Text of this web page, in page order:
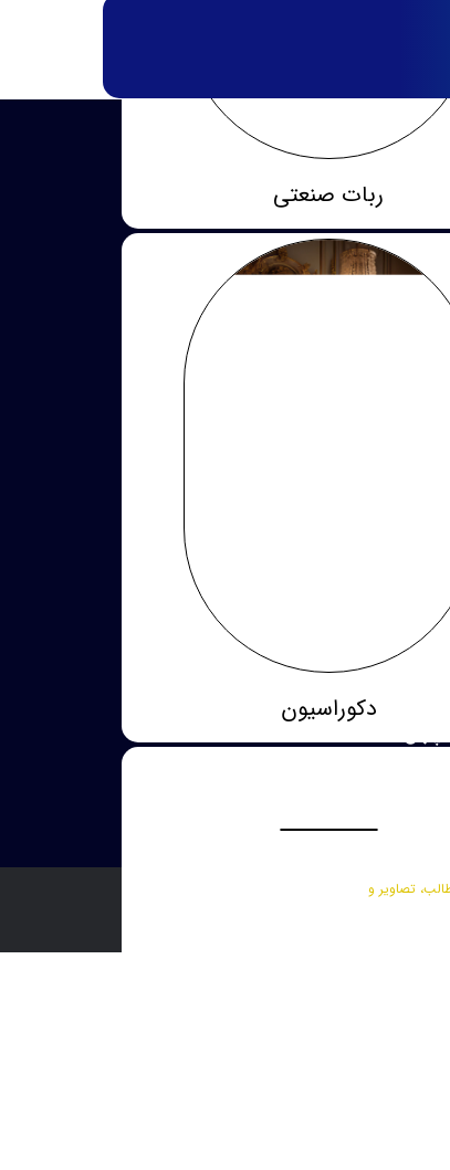
ربات صنعتی
دکوراسیون
تصاویر و